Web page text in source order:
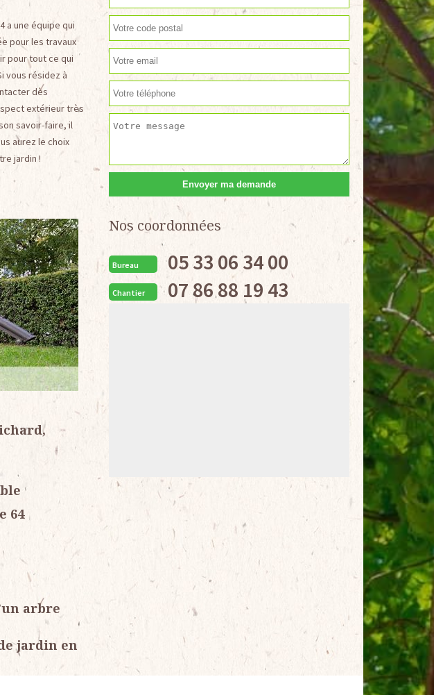
a une équipe qui
pour les travaux
pour tout ce qui
vous résidez à
dès
extérieur très
savoir-faire, il
aurez le choix
jardin !
64
arbre
jardin en
Nos coordonnées
Bureau 05 33 06 34 00
Chantier 07 86 88 19 43